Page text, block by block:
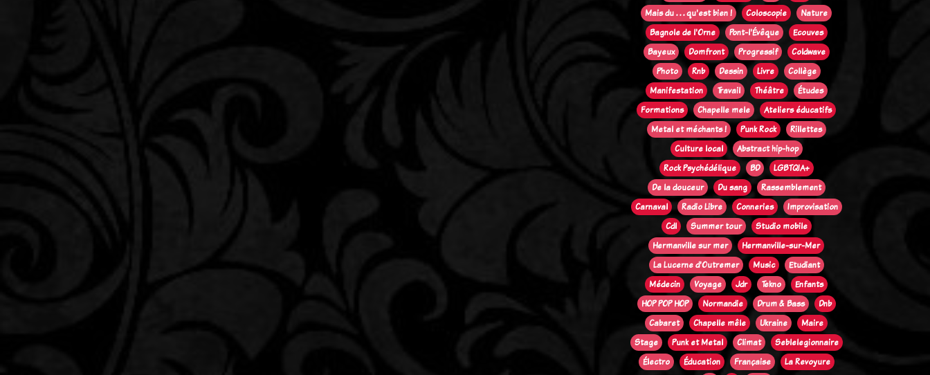
Mais du . . . qu'est bien !
Coloscopie
Nature
Bagnole de l'Orne
Pont-l'Évêque
Ecouves
Bayeux
Domfront Progressif
Coldwave
Photo
Rnb Dessin Livre
Collège
Manifestation
Travail Théâtre
Études
Formations
Chapelle mele
Ateliers éducatifs
Metal et méchants !
Punk Rock
Rillettes
Culture local
Abstract hip-hop
Rock Psychédélique
BD
LGBTQIA+
De la douceur
Du sang
Rassemblement
Carnaval
Radio Libre Conneries
Improvisation
Cdl
Summer tour
Studio mobile
Hermanville sur mer
Hermanville-sur-Mer
La Lucerne d'Outremer
Music
Etudiant
Médecin
Voyage Jdr Tekno
Enfants
HOP POP HOP
Normandie Drum & Bass
Dnb
Cabaret
Chapelle mêle Ukraine
Maire
Stage
Punk et Metal Climat
Seblelegionnaire
Électro
Éducation Française
La Revoyure